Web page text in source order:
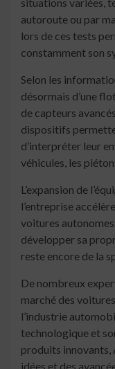
autoroute ou par
lors de ces tests
constamment son
Selon les
désormais d’une
de capteurs
dispositifs
d’interpréter leur
véhicules, les
L’expansion de
l’entreprise
voitures
développer sa
reste encore de la
De nombreux
marché des
l’industrie
technologique et
produits
idées et des